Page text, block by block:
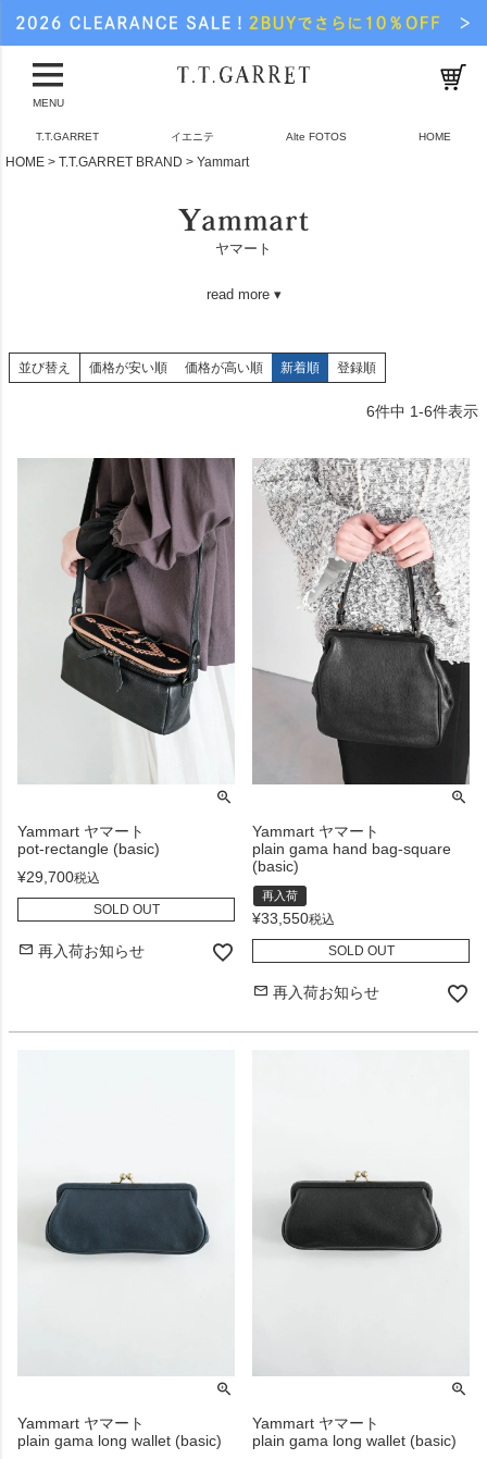
MENU
T.T.GARRET イエニテ Alte FOTOS HOME
HOME T.T.GARRET BRAND Yammart
ヤマート
read more ▾
並び替え 価格が安い順 価格が高い順 新着順 登録順
6件中 1-6件表示
Yammart ヤマート
pot-rectangle (basic)
¥29,700税込
SOLD OUT
再入荷お知らせ
Yammart ヤマート
plain gama hand bag-square
(basic)
再入荷
¥33,550税込
SOLD OUT
再入荷お知らせ
Yammart ヤマート
plain gama long wallet (basic)
Yammart ヤマート
plain gama long wallet (basic)